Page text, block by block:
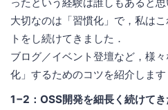
大切なのは「習慣化」で，私は
トをし続けてきました．
ブログ／イベント登壇など，様
化」するためのコツを紹介します
1−2：OSS開発を細長く続けてき